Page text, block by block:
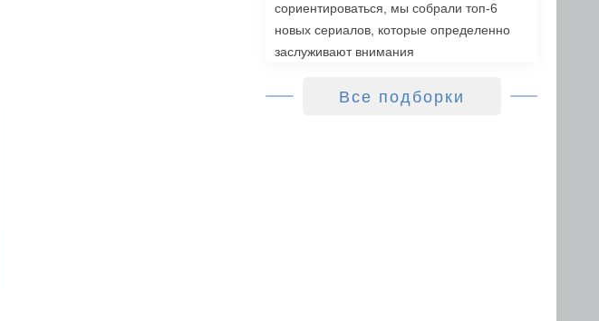
сориентироваться, мы собрали топ-6
новых сериалов, которые определенно
заслуживают внимания
Все подборки